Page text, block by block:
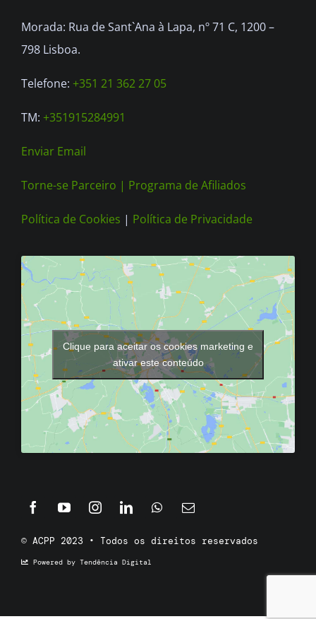
chosen
on
the
page
Morada: Rua de Sant`Ana à Lapa, nº 71 C, 1200 –
798 Lisboa.
Telefone: +351 21 362 27 05
TM: +351915284991
Enviar Email
Torne-se Parceiro | Programa de Afiliados
Política de Cookies | Política de Privacidade
Clique para aceitar os cookies marketing e
ativar este conteúdo
© ACPP 2023 • Todos os direitos reservados
Powered by Tendência Digital